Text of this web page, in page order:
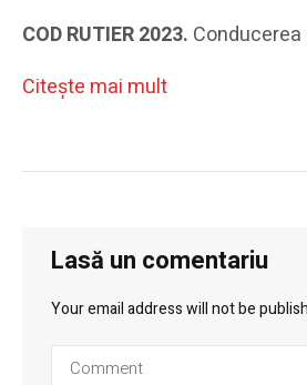
COD RUTIER 2023.
Citeşte mai mult
Lasă un comentariu
Your email address will not be